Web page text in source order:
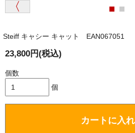
Steiff キャシー キャット EAN067051
23,800円(税込)
個数
個
カートに入